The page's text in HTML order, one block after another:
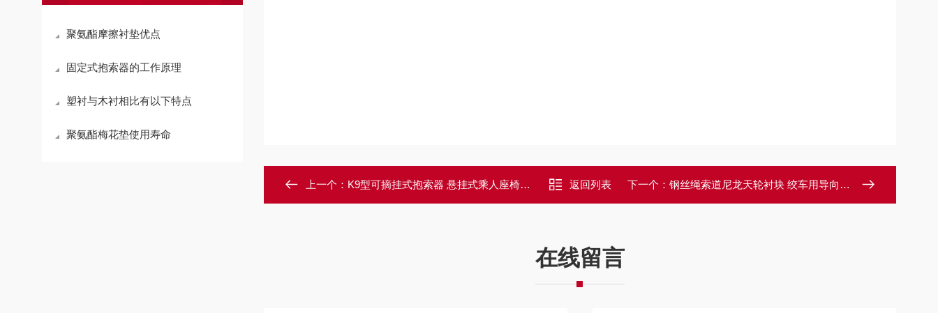
聚氨酯摩擦衬垫优点
固定式抱索器的工作原理
塑衬与木衬相比有以下特点
聚氨酯梅花垫使用寿命
上一个： K9型可摘挂式抱索器 悬挂式乘人座椅连接件 返回列表 下一个： 钢丝绳索道尼龙天轮衬块 绞车用导向轮衬垫
在线留言